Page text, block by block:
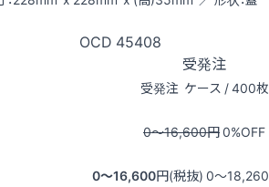
OCD 45408
受発注
受発注 ケース / 400枚
0〜16,600円0%OFF
0〜16,600円(税抜) 0〜18,260